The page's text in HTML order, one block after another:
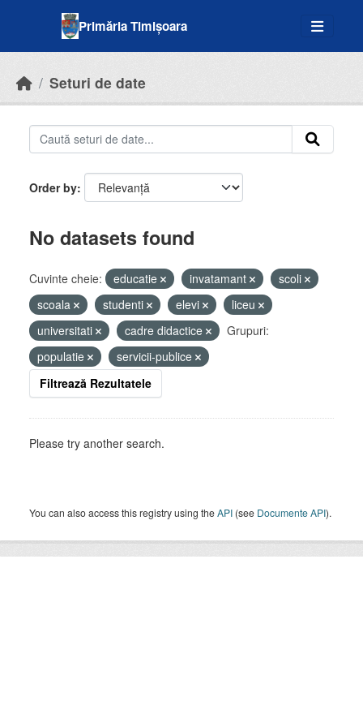
Primăria Timișoara
Seturi de date
Order by
No datasets found
Cuvinte cheie: educatie invatamant
scoli
scoala
studenti elevi
liceu
universitati
cadre didactice
Grupuri:
populatie
servicii-publice
Filtrează Rezultatele
Please try another search.
You can also access this registry using theAPI (see Documente API).